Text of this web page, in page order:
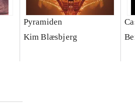
Pyramiden
Kim Blæsbjerg